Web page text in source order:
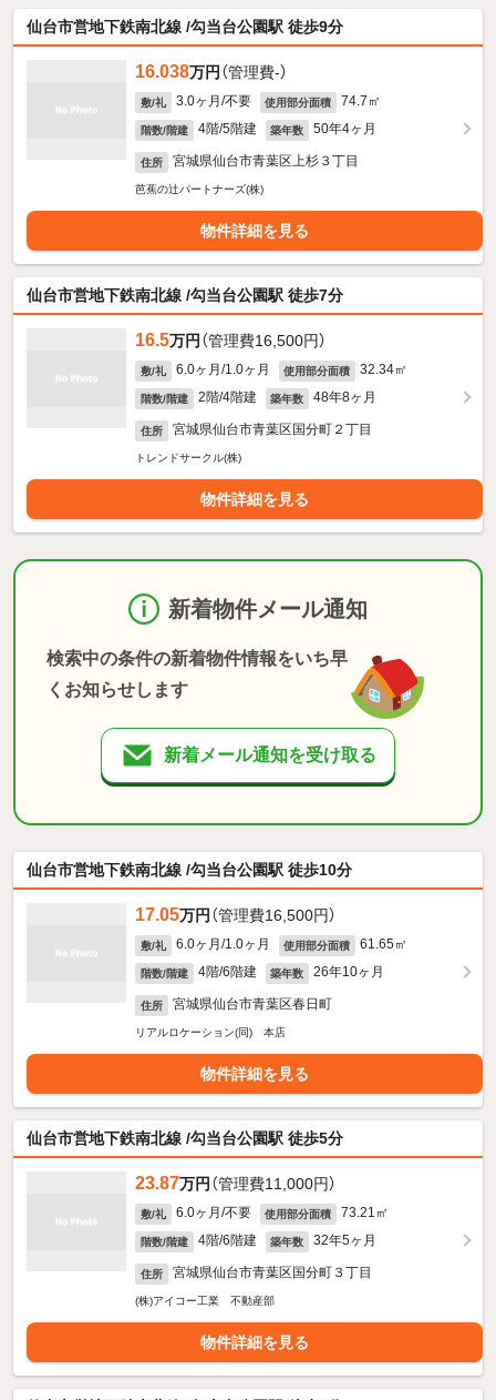
仙台市営地下鉄南北線 /勾当台公園駅 徒歩9分
16.038万円 （管理費-）
敷/礼 3.0ヶ月/不要 使用部分面積 74.7㎡
階数/階建 4階/5階建 築年数 50年4ヶ月
住所 宮城県仙台市青葉区上杉３丁目
芭蕉の辻パートナーズ(株)
物件詳細を見る
仙台市営地下鉄南北線 /勾当台公園駅 徒歩7分
16.5万円 （管理費16,500円）
敷/礼 6.0ヶ月/1.0ヶ月 使用部分面積 32.34㎡
階数/階建 2階/4階建 築年数 48年8ヶ月
住所 宮城県仙台市青葉区国分町２丁目
トレンドサークル(株)
物件詳細を見る
新着物件メール通知
検索中の条件の新着物件情報をいち早
くお知らせします
新着メール通知を受け取る
仙台市営地下鉄南北線 /勾当台公園駅 徒歩10分
17.05万円 （管理費16,500円）
敷/礼 6.0ヶ月/1.0ヶ月 使用部分面積 61.65㎡
階数/階建 4階/6階建 築年数 26年10ヶ月
住所 宮城県仙台市青葉区春日町
リアルロケーション(同) 本店
物件詳細を見る
仙台市営地下鉄南北線 /勾当台公園駅 徒歩5分
23.87万円 （管理費11,000円）
敷/礼 6.0ヶ月/不要 使用部分面積 73.21㎡
階数/階建 4階/6階建 築年数 32年5ヶ月
住所 宮城県仙台市青葉区国分町３丁目
(株)アイコー工業 不動産部
物件詳細を見る